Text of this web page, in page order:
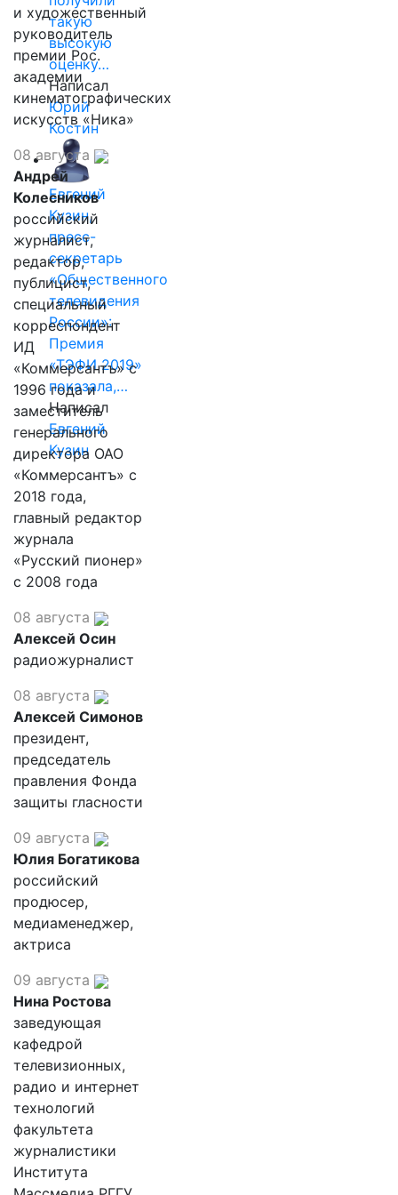
такую
высокую
оценку…
Написал
Юрий
Костин
Евгений
Кузин,
пресс-
секретарь
«Общественного
телевидения
России»:
Премия
«ТЭФИ 2019»
показала,…
Написал
Евгений
Кузин
и художественный
руководитель
премии Рос.
академии
кинематографических
искусств «Ника»
08 августа
Андрей
Колесников
российский
журналист,
редактор,
публицист,
специальный
корреспондент
ИД
«Коммерсантъ» с
1996 года и
заместитель
генерального
директора ОАО
«Коммерсантъ» с
2018 года,
главный редактор
журнала
«Русский пионер»
с 2008 года
08 августа
Алексей Осин
радиожурналист
08 августа
Алексей Симонов
президент,
председатель
правления Фонда
защиты гласности
09 августа
Юлия Богатикова
российский
продюсер,
медиаменеджер,
актриса
09 августа
Нина Ростова
заведующая
кафедрой
телевизионных,
радио и интернет
технологий
факультета
журналистики
Института